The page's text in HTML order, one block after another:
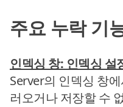
주요 누락 기
인덱싱 창: 인덱싱 설
Server의 인덱싱 창
러오거나 저장할 수